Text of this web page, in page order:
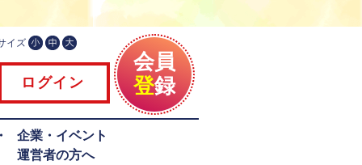
イズ
ログイン
会員
登録
・
企業・イベント
運営者の方へ